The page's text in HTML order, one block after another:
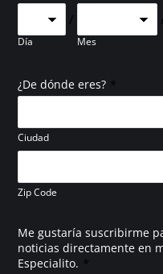
Día
/
Mes
¿De dónde eres? *
Ciudad
Zip Code
Me gustaría suscribirme
noticias directamente en
Especialito. *